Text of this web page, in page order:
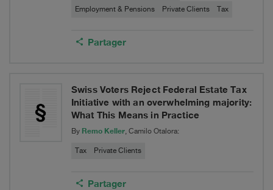
Employment & Pensions Private Clients Tax
Partager
Swiss Voters Reject Federal Estate Tax
Initiative with an overwhelming majority:
What This Means in Practice
By Remo Keller, Camilo Otalora:
Tax Private Clients
Partager